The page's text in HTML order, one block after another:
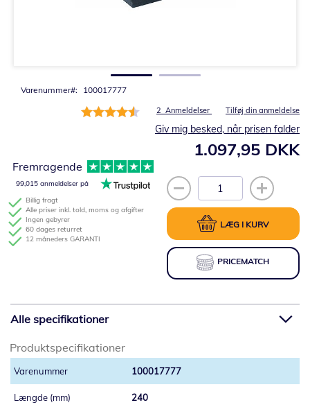
Varenummer 100017777
Bedømmelse:
2 Anmeldelser Tilføj din anmeldelse
1.097,95 DKK
Giv mig besked, når prisen falder
LÆG I KURV
PRICEMATCH
Billig fragt
Alle priser inkl. told, moms og afgifter
Ingen gebyrer
60 dages returret
12 måneders GARANTI
Fremragende
99,015 anmeldelser på
Alle specifikationer
Produktspecifikationer
100017777
240